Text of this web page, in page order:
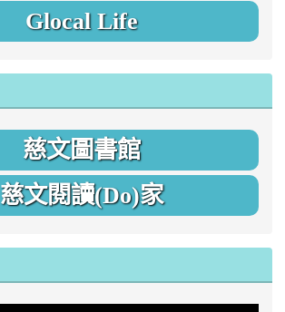
Glocal Life
慈文圖書館
慈文閱讀(Do)家